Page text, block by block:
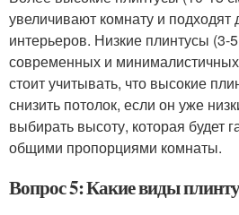
увеличивают комнату и подходят
интерьеров. Низкие плинтусы
современных и
стоит учитывать, что высокие
снизить потолок, если он уже
выбирать высоту, которая будет
общими пропорциями комнаты.
Вопрос 5: Какие виды